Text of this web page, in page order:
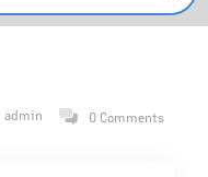
admin
0 Comments